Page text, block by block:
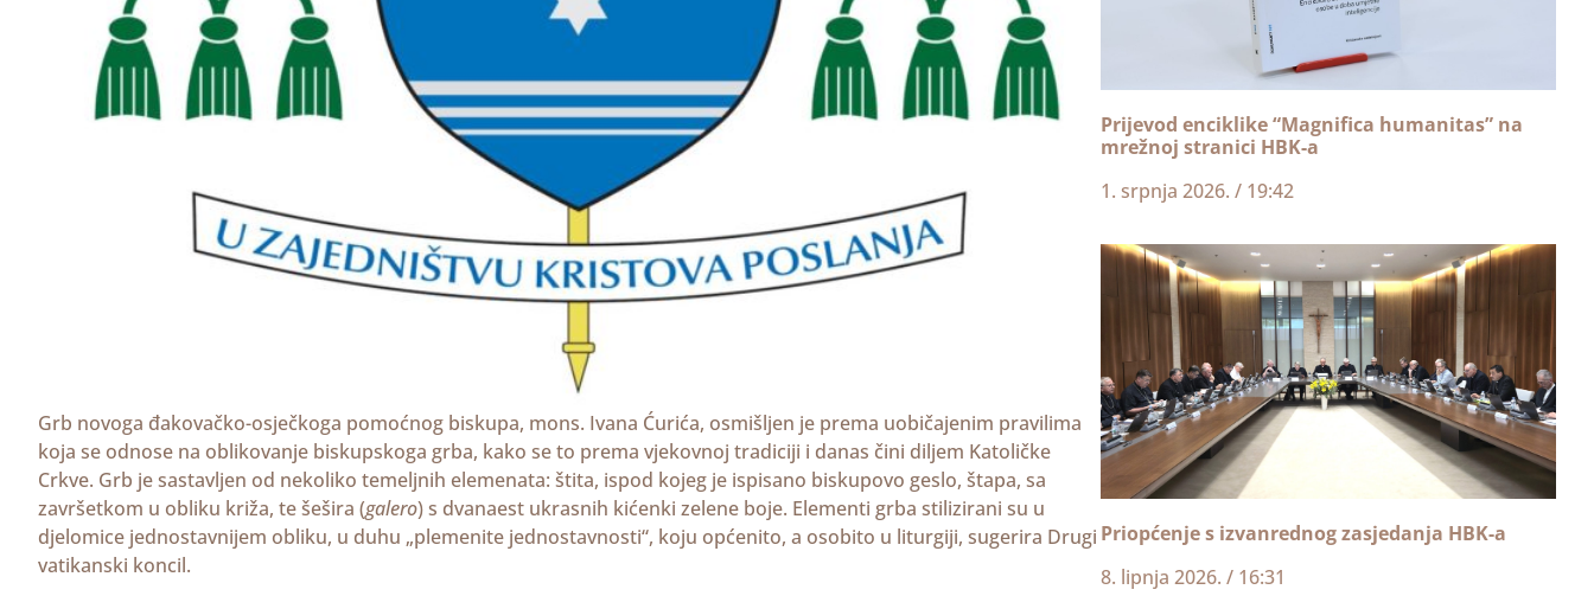
Grb novoga đakovačko-osječkoga pomoćnog biskupa, mons. Ivana Ćurića, osmišljen je prema uobičajenim pravilima
koja se odnose na oblikovanje biskupskoga grba, kako se to prema vjekovnoj tradiciji i danas čini diljem Katoličke
Crkve. Grb je sastavljen od nekoliko temeljnih elemenata: štita, ispod kojeg je ispisano biskupovo geslo, štapa, sa
završetkom u obliku križa, te šešira (galero) s dvanaest ukrasnih kićenki zelene boje. Elementi grba stilizirani su u
djelomice jednostavnijem obliku, u duhu „plemenite jednostavnosti“, koju općenito, a osobito u liturgiji, sugerira Drugi
vatikanski koncil.
Prijevod enciklike “Magnifica humanitas” na
mrežnoj stranici HBK-a
1. srpnja 2026.
19:42
Priopćenje s izvanrednog zasjedanja HBK-a
8. lipnja 2026.
16:31